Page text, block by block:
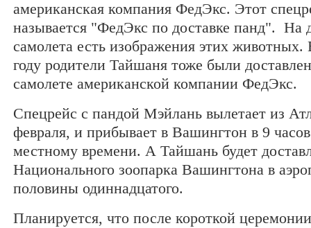
американская компания ФедЭкс. Этот
называется "ФедЭкс по доставке панд". На
самолета есть изображения этих
году родители Тайшаня тоже были
самолете американской компании ФедЭкс.
Спецрейс с пандой Мэйлань вылетает из
февраля, и прибывает в Вашингтон в 9
местному времени. А Тайшань будет
Национального зоопарка Вашингтона в
половины одиннадцатого.
Планируется, что после короткой